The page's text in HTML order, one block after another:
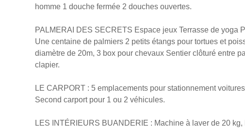
homme 1 douche fermée 2 douches ouvertes.
PALMERAI DES SECRETS Espace jeux Terrasse de yoga
Une centaine de palmiers 2 petits étangs pour tortues et
diamètre de 20m, 3 box pour chevaux Sentier clôturé entre
clapier.
LE CARPORT : 5 emplacements pour stationnement
Second carport pour 1 ou 2 véhicules.
LES INTÉRIEURS BUANDERIE : Machine à laver de 20